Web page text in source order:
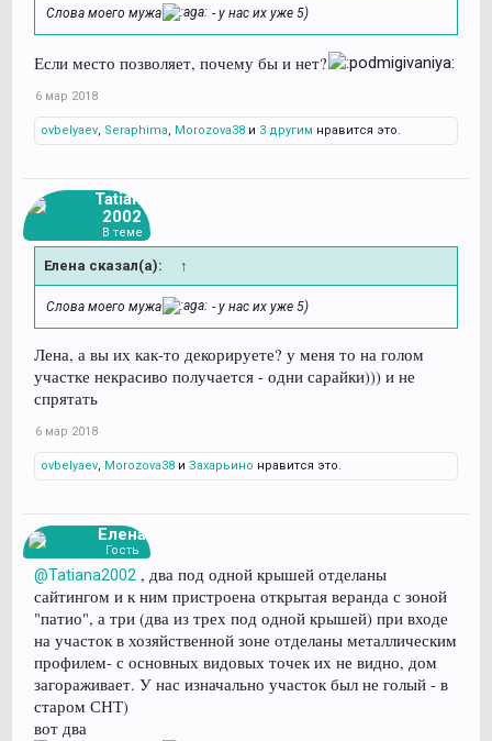
Слова моего мужа - у нас их уже 5)
Если место позволяет, почему бы и нет?
6 мар 2018
ovbelyaev, Seraphima, Morozova38 и 3 другим нравится это.
Tatiana
2002
В теме
Елена сказал(а): ↑
Слова моего мужа - у нас их уже 5)
Лена, а вы их как-то декорируете? у меня то на голом
участке некрасиво получается - одни сарайки))) и не
спрятать
6 мар 2018
ovbelyaev, Morozova38 и Захарьино нравится это.
Елена
Гость
@Tatiana2002 , два под одной крышей отделаны
сайтингом и к ним пристроена открытая веранда с зоной
"патио", а три (два из трех под одной крышей) при входе
на участок в хозяйственной зоне отделаны металлическим
профилем- с основных видовых точек их не видно, дом
загораживает. У нас изначально участок был не голый - в
старом СНТ)
вот два